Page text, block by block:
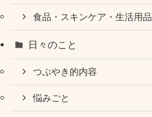
食品・スキンケア・生活用品
日々のこと
つぶやき的内容
悩みごと